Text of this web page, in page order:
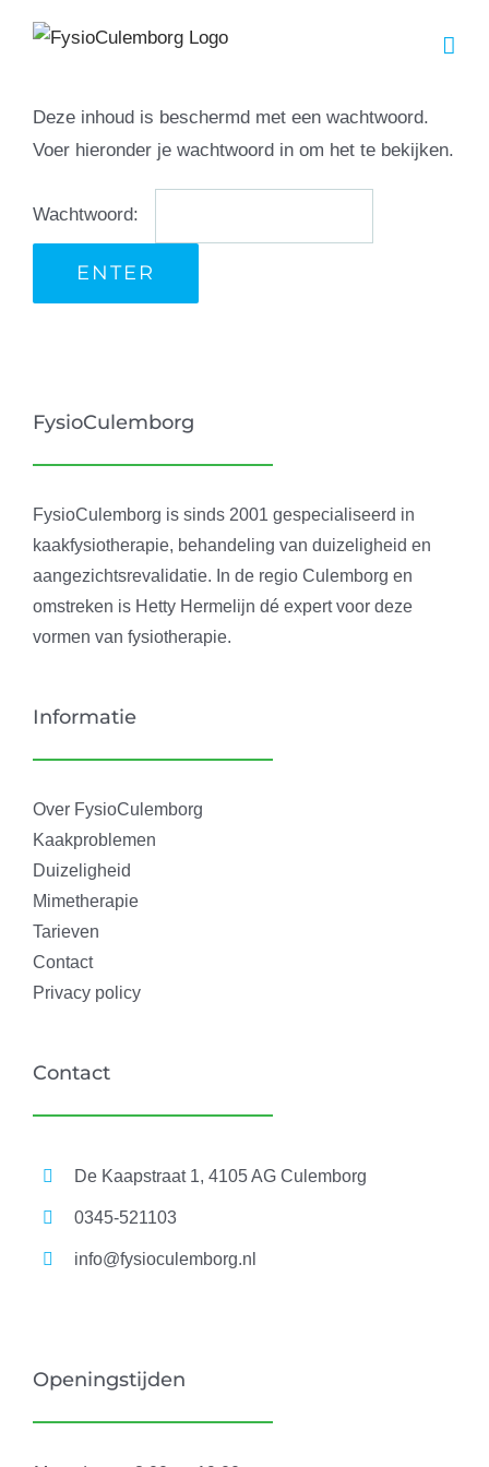
Deze inhoud is beschermd met een wachtwoord.
Voer hieronder je wachtwoord in om het te bekijken.
Wachtwoord:
FysioCulemborg
FysioCulemborg is sinds 2001 gespecialiseerd in
kaakfysiotherapie, behandeling van duizeligheid en
aangezichtsrevalidatie. In de regio Culemborg en
omstreken is Hetty Hermelijn dé expert voor deze
vormen van fysiotherapie.
Informatie
Over FysioCulemborg
Kaakproblemen
Duizeligheid
Mimetherapie
Tarieven
Contact
Privacy policy
Contact
De Kaapstraat 1, 4105 AG Culemborg
0345-521103
info@fysioculemborg.nl
Openingstijden